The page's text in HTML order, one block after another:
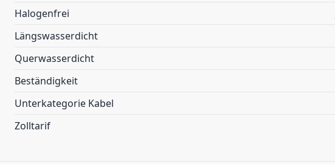
Halogenfrei
Längswasserdicht
Querwasserdicht
Beständigkeit
Unterkategorie Kabel
Zolltarif